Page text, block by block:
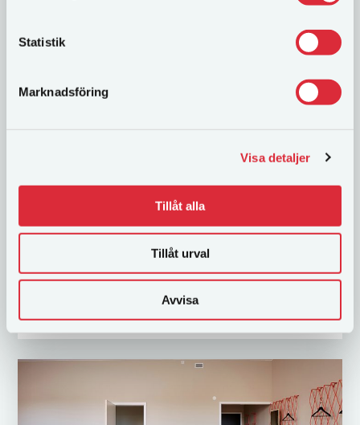
Statistik
Marknadsföring
Visa detaljer
Tillåt alla
Tillåt urval
Avvisa
Familjerum plus 5 bäddar
med modern inredning. Rummen har även en
soffgrupp och antingen fönster med utsikt över
Göteborg eller utsikt över både Göteborg samt...